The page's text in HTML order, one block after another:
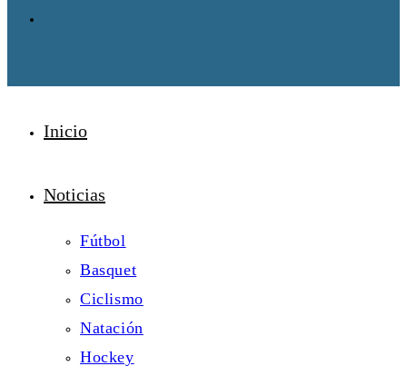
Inicio
Noticias
Fútbol
Basquet
Ciclismo
Natación
Hockey